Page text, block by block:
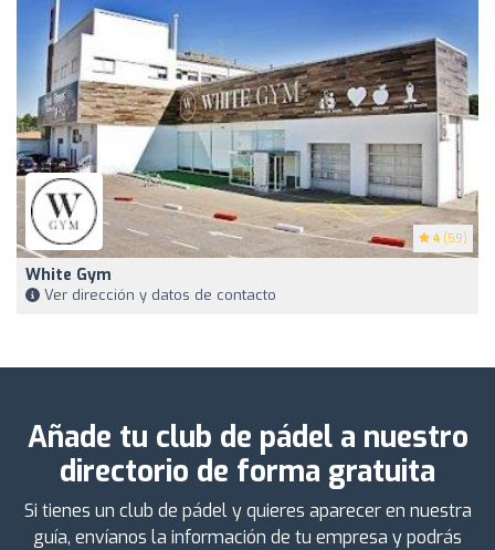
4 (59)
White Gym
Ver dirección y datos de contacto
Añade tu club de pádel a nuestro
directorio de forma gratuita
Si tienes un club de pádel y quieres aparecer en nuestra
guía, envíanos la información de tu empresa y podrás